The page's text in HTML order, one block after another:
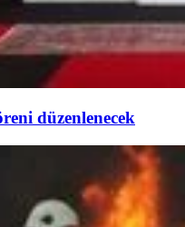
düzenlenecek